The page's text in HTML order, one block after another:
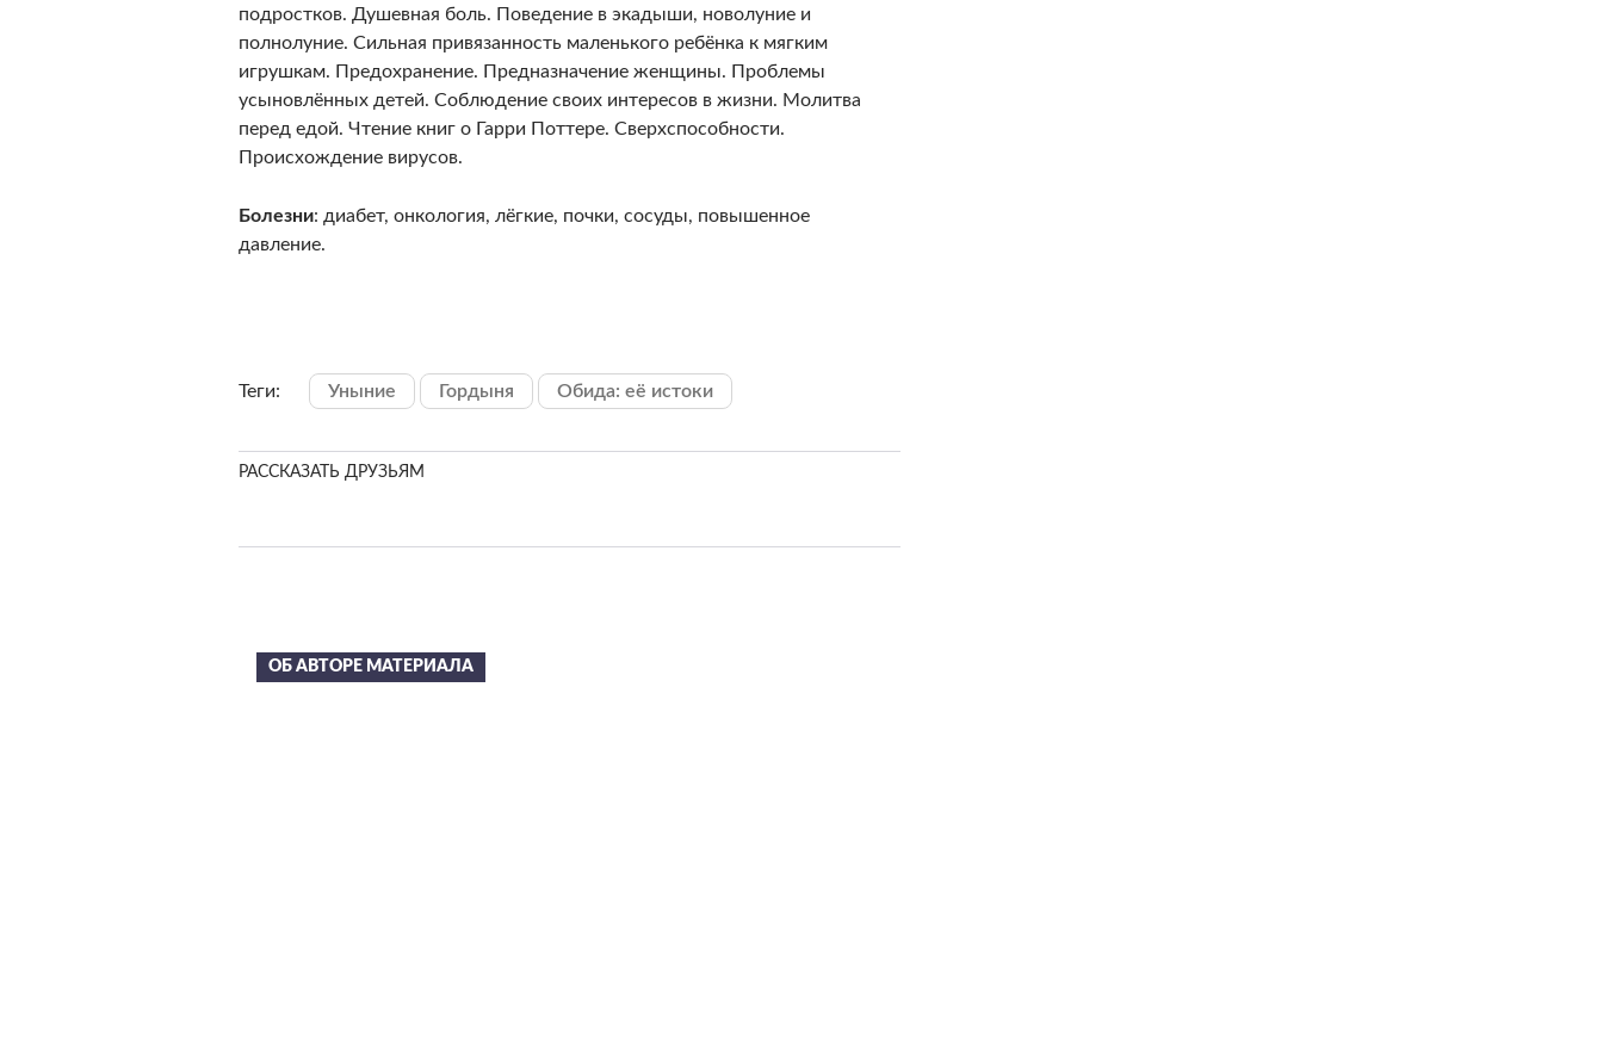
подростков. Душевная боль. Поведение в экадыши, новолуние и
полнолуние. Сильная привязанность маленького ребёнка к мягким
игрушкам. Предохранение. Предназначение женщины. Проблемы
усыновлённых детей. Соблюдение своих интересов в жизни. Молитва
перед едой. Чтение книг о Гарри Поттере. Сверхспособности.
Происхождение вирусов.
Болезни: диабет, онкология, лёгкие, почки, сосуды, повышенное
давление.
Теги: Уныние Гордыня Обида: её истоки
РАССКАЗАТЬ ДРУЗЬЯМ
ОБ АВТОРЕ МАТЕРИАЛА